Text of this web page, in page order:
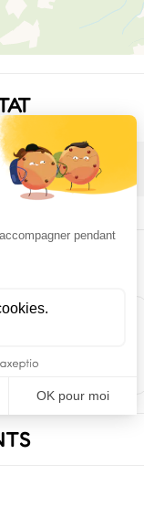
31 December 2026